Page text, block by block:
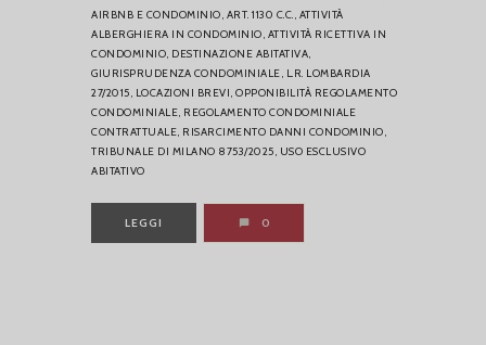
AIRBNB E CONDOMINIO, ART. 1130 C.C., ATTIVITÀ
ALBERGHIERA IN CONDOMINIO, ATTIVITÀ RICETTIVA IN
CONDOMINIO, DESTINAZIONE ABITATIVA,
GIURISPRUDENZA CONDOMINIALE, L.R. LOMBARDIA
27/2015, LOCAZIONI BREVI, OPPONIBILITÀ REGOLAMENTO
CONDOMINIALE, REGOLAMENTO CONDOMINIALE
CONTRATTUALE, RISARCIMENTO DANNI CONDOMINIO,
TRIBUNALE DI MILANO 8753/2025, USO ESCLUSIVO
ABITATIVO
LEGGI 0